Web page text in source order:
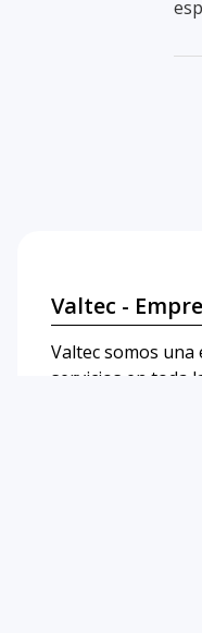
Valtec -
Valtec somos
servicios en toda